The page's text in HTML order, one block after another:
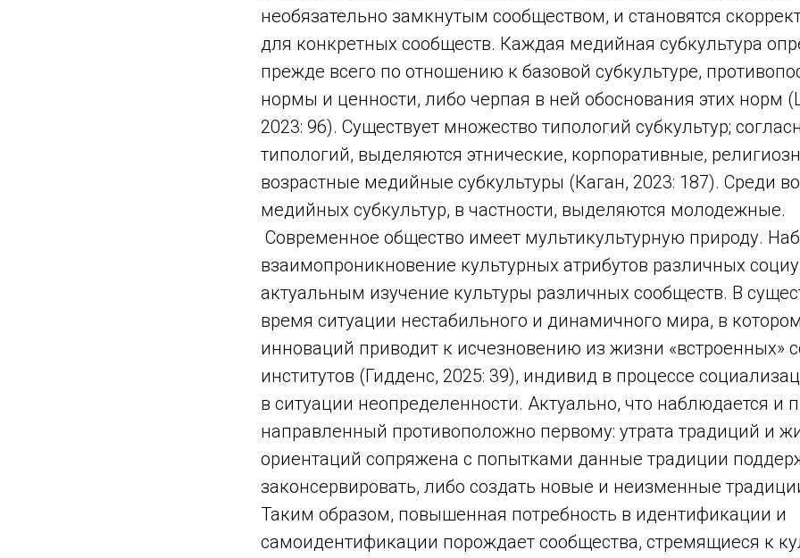
необязательно замкнутым сообществом, и становятся
для конкретных сообществ. Каждая медийная субкультура
прежде всего по отношению к базовой субкультуре,
нормы и ценности, либо черпая в ней обоснования этих норм
2023: 96). Существует множество типологий субкультур;
типологий, выделяются этнические, корпоративные,
возрастные медийные субкультуры (Каган, 2023: 187). Среди
медийных субкультур, в частности, выделяются молодежные.
Современное общество имеет мультикультурную природу.
взаимопроникновение культурных атрибутов различных
актуальным изучение культуры различных сообществ. В
время ситуации нестабильного и динамичного мира, в
инноваций приводит к исчезновению из жизни «встроенных»
институтов (Гидденс, 2025: 39), индивид в процессе
в ситуации неопределенности. Актуально, что наблюдается и
направленный противоположно первому: утрата традиций и
ориентаций сопряжена с попытками данные традиции
законсервировать, либо создать новые и неизменные
Таким образом, повышенная потребность в идентификации и
самоидентификации порождает сообщества, стремящиеся к